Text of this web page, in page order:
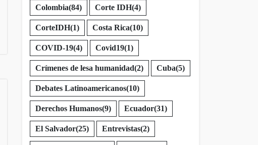
Colombia(84) Corte IDH(4)
CorteIDH(1) Costa Rica(10)
COVID-19(4) Covid19(1)
Crímenes de lesa humanidad(2) Cuba(5)
Debates Latinoamericanos(10)
Derechos Humanos(9) Ecuador(31)
El Salvador(25) Entrevistas(2)